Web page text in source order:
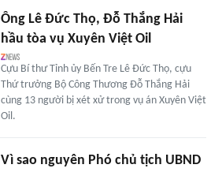
Ông Lê Đức Thọ, Đỗ Thắng Hải
hầu tòa vụ Xuyên Việt Oil
Cựu Bí thư Tỉnh ủy Bến Tre Lê Đức Thọ, cựu
Thứ trưởng Bộ Công Thương Đỗ Thắng Hải
cùng 13 người bị xét xử trong vụ án Xuyên Việt
Oil.
Vì sao nguyên Phó chủ tịch UBND